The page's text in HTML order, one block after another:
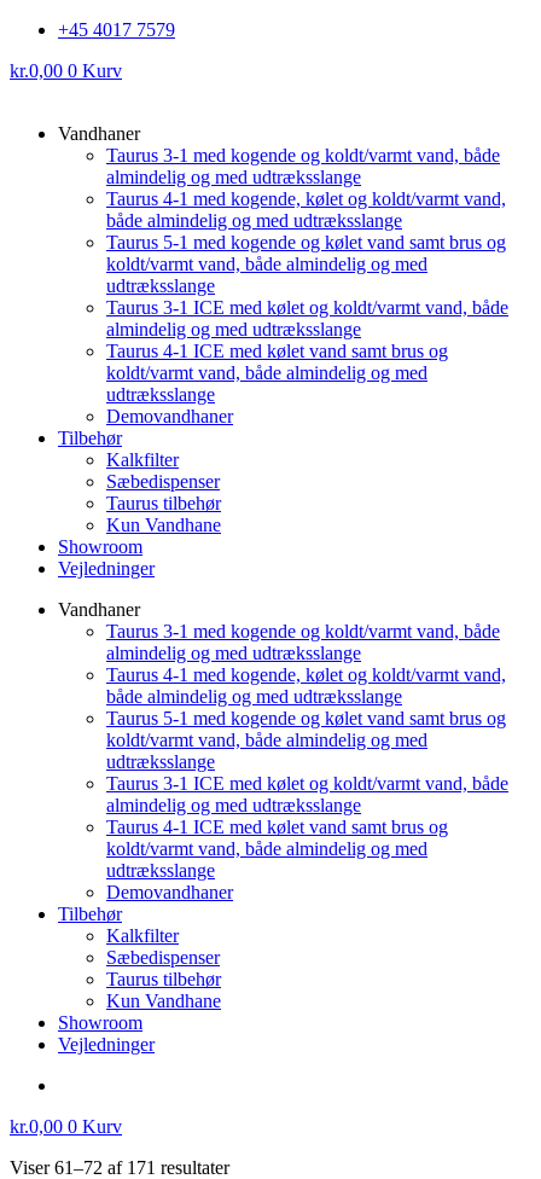
+45 4017 7579
kr.0,00 0 Kurv
Vandhaner
Taurus 3-1 med kogende og koldt/varmt vand, både
almindelig og med udtræksslange
Taurus 4-1 med kogende, kølet og koldt/varmt vand,
både almindelig og med udtræksslange
Taurus 5-1 med kogende og kølet vand samt brus og
koldt/varmt vand, både almindelig og med
udtræksslange
Taurus 3-1 ICE med kølet og koldt/varmt vand, både
almindelig og med udtræksslange
Taurus 4-1 ICE med kølet vand samt brus og
koldt/varmt vand, både almindelig og med
udtræksslange
Demovandhaner
Tilbehør
Kalkfilter
Sæbedispenser
Taurus tilbehør
Kun Vandhane
Showroom
Vejledninger
Vandhaner
Taurus 3-1 med kogende og koldt/varmt vand, både
almindelig og med udtræksslange
Taurus 4-1 med kogende, kølet og koldt/varmt vand,
både almindelig og med udtræksslange
Taurus 5-1 med kogende og kølet vand samt brus og
koldt/varmt vand, både almindelig og med
udtræksslange
Taurus 3-1 ICE med kølet og koldt/varmt vand, både
almindelig og med udtræksslange
Taurus 4-1 ICE med kølet vand samt brus og
koldt/varmt vand, både almindelig og med
udtræksslange
Demovandhaner
Tilbehør
Kalkfilter
Sæbedispenser
Taurus tilbehør
Kun Vandhane
Showroom
Vejledninger
kr.0,00 0 Kurv
Viser 61–72 af 171 resultater